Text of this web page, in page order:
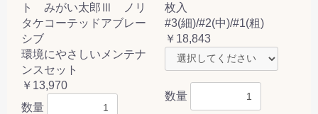
ト みがい太郎Ⅲ ノリ
タケコーテッドアブレー
シブ
環境にやさしいメンテナ
ンスセット
￥13,970
数量
枚入
#3(細)/#2(中)/#1(粗)
￥18,843
数量